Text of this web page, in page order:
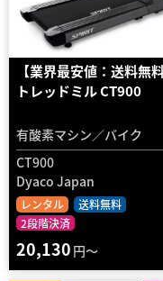
【業界最安値：送料無料
トレッドミル CT900
有酸素マシン／バイク
CT900
Dyaco Japan
レンタル
送料無料
2段階決済
20,130 円～